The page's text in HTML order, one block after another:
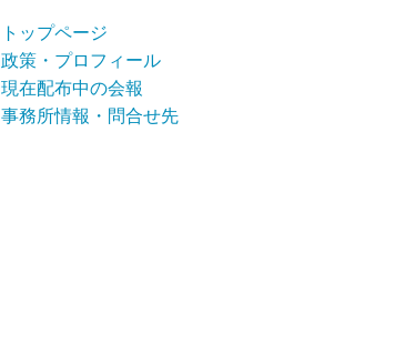
トップページ
政策・プロフィール
現在配布中の会報
事務所情報・問合せ先